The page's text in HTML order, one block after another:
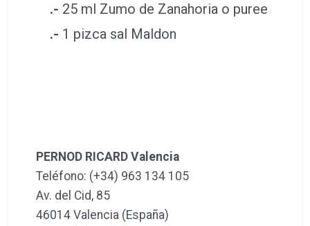
.- 25 ml Zumo de Zanahoria o puree
.- 1 pizca sal Maldon
PERNOD RICARD Valencia
Teléfono: (+34) 963 134 105
Av. del Cid, 85
46014 Valencia (España)